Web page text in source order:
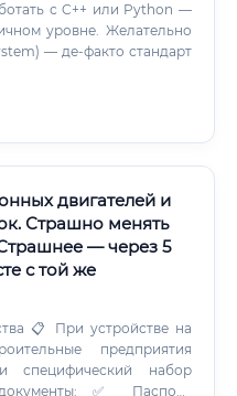
с C++ или Python —
уровне. Желательно
— де-факто стандарт
двигателей и
Страшно менять
— через 5
с той же
📋 При устройстве на
предприятия
специфический набор